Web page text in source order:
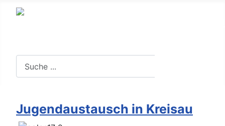
Jugendaustausch in Kreisau